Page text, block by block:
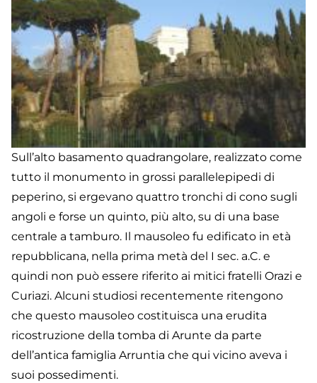
Sull’alto basamento quadrangolare, realizzato come
tutto il monumento in grossi parallelepipedi di
peperino, si ergevano quattro tronchi di cono sugli
angoli e forse un quinto, più alto, su di una base
centrale a tamburo. Il mausoleo fu edificato in età
repubblicana, nella prima metà del I sec. a.C. e
quindi non può essere riferito ai mitici fratelli Orazi e
Curiazi. Alcuni studiosi recentemente ritengono
che questo mausoleo costituisca una erudita
ricostruzione della tomba di Arunte da parte
dell’antica famiglia Arruntia che qui vicino aveva i
suoi possedimenti.